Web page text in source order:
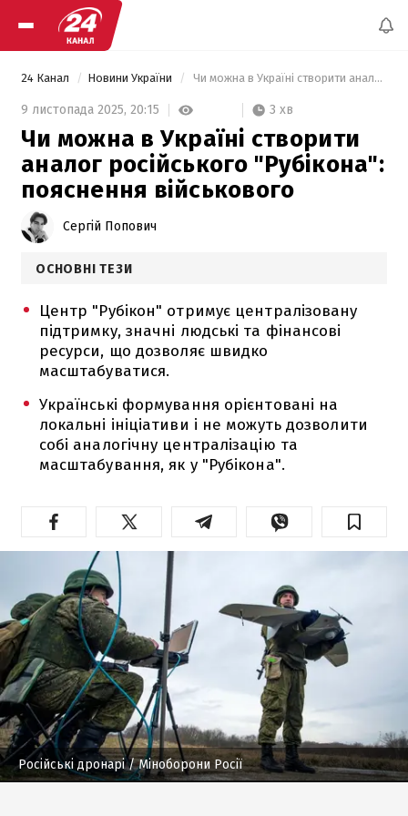
24 Канал Новини України Чи можна в Україні створити аналог російського "Рубікона": пояснення військового
9 листопада 2025, 20:15 3 хв
Чи можна в Україні створити
аналог російського "Рубікона":
пояснення військового
Сергій Попович
ОСНОВНІ ТЕЗИ
Центр "Рубікон" отримує централізовану
підтримку, значні людські та фінансові
ресурси, що дозволяє швидко
масштабуватися.
Українські формування орієнтовані на
локальні ініціативи і не можуть дозволити
собі аналогічну централізацію та
масштабування, як у "Рубікона".
Російські дронарі/ Міноборони Росії